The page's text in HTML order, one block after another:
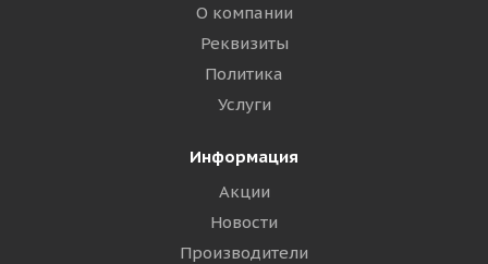
О компании
Реквизиты
Политика
Услуги
Информация
Акции
Новости
Производители